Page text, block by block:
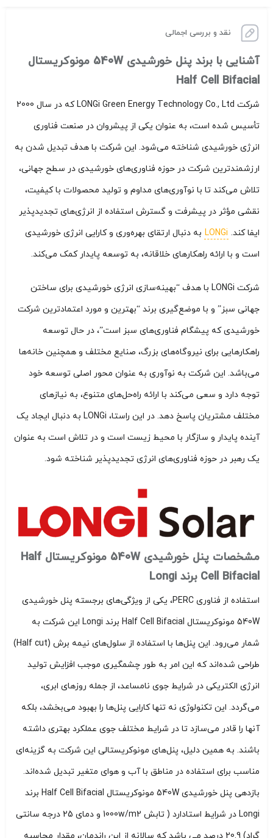
نقد و بررسی اجمالی
آشنایی با برند پنل خورشیدی 540W مونوکریستال
Half Cell Bifacial
شرکت LONGi Green Energy Technology Co., Ltd که در سال 2000
تأسیس شده است، به عنوان یکی از پیشروان در صنعت فناوری
انرژی خورشیدی شناخته می‌شود. این شرکت با هدف تبدیل شدن به
ارزشمندترین شرکت در حوزه فناوری‌های خورشیدی در سطح جهانی،
تلاش می‌کند تا با نوآوری‌های مداوم و تولید محصولات با کیفیت،
نقشی مؤثر در پیشرفت و گسترش استفاده از انرژی‌های تجدیدپذیر
ایفا کند. LONGi به دنبال ارتقای بهره‌وری و کارایی انرژی خورشیدی
است و با ارائه راهکارهای خلاقانه، به توسعه پایدار کمک می‌کند.
شرکت LONGi با هدف “بهینه‌سازی انرژی خورشیدی برای ساختن
جهانی سبز” و با موضع‌گیری برند “بهترین و مورد اعتمادترین شرکت
خورشیدی که پیشگام فناوری‌های سبز است”، در حال توسعه
راهکارهایی برای نیروگاه‌های بزرگ، صنایع مختلف و همچنین خانه‌ها
می‌باشد. این شرکت به نوآوری به عنوان محور اصلی توسعه خود
توجه دارد و سعی می‌کند با ارائه راه‌حل‌های متنوع، به نیازهای
مختلف مشتریان پاسخ دهد. در این راستا، LONGi به دنبال ایجاد یک
آینده پایدار و سازگار با محیط زیست است و در تلاش است به عنوان
یک رهبر در حوزه فناوری‌های انرژی تجدیدپذیر شناخته شود.
مشخصات پنل خورشیدی 540W مونوکریستال Half
Cell Bifacial برند Longi
استفاده از فناوری PERC، یکی از ویژگی‌های برجسته پنل خورشیدی
540W مونوکریستال Half Cell Bifacial برند Longi این شرکت به
شمار می‌رود. این پنل‌ها با استفاده از سلول‌های نیمه برش (Half cut)
طراحی شده‌اند که این امر به طور چشمگیری موجب افزایش تولید
انرژی الکتریکی در شرایط جوی نامساعد، از جمله روزهای ابری،
می‌گردد. این تکنولوژی نه تنها کارایی پنل‌ها را بهبود می‌بخشد، بلکه
آنها را قادر می‌سازد تا در شرایط مختلف جوی عملکرد بهتری داشته
باشند. به همین دلیل، پنل‌های مونوکریستالی این شرکت به گزینه‌ای
مناسب برای استفاده در مناطق با آب و هوای متغیر تبدیل شده‌اند.
بازدهی پنل خورشیدی 540W مونوکریستال Half Cell Bifacial برند
Longi در شرایط استادارد ( تابش 1000w/m2 و دمای 25 درجه سانتی